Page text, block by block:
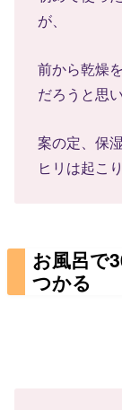
が、
前から乾燥
だろうと思
案の定、保
ヒリは起こ
お風呂で
つかる